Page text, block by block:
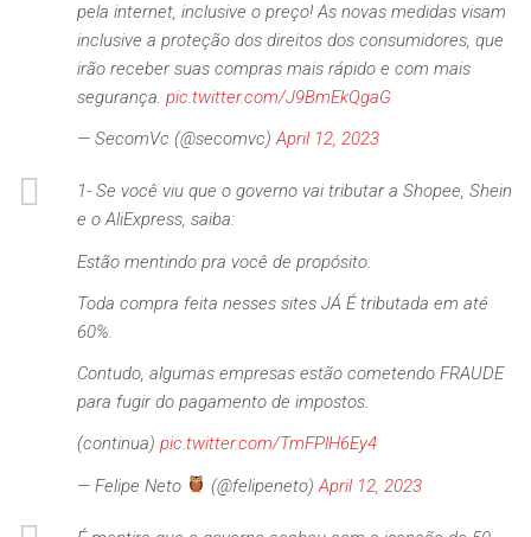
pela internet, inclusive o preço! As novas medidas visam
inclusive a proteção dos direitos dos consumidores, que
irão receber suas compras mais rápido e com mais
segurança. pic.twitter.com/J9BmEkQgaG
— SecomVc (@secomvc)April 12, 2023
1- Se você viu que o governo vai tributar a Shopee, Shein
e o AliExpress, saiba:
Estão mentindo pra você de propósito.
Toda compra feita nesses sites JÁ É tributada em até
60%.
Contudo, algumas empresas estão cometendo FRAUDE
para fugir do pagamento de impostos.
(continua) pic.twitter.com/TmFPlH6Ey4
— Felipe Neto
(@felipeneto)April 12, 2023